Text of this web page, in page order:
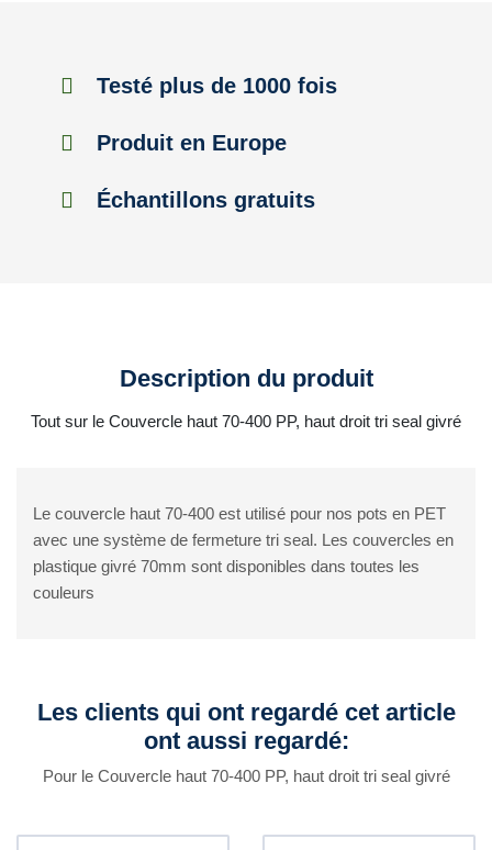
Testé plus de 1000 fois
Produit en Europe
Échantillons gratuits
Description du produit
Tout sur le Couvercle haut 70-400 PP, haut droit tri seal givré
Le couvercle haut 70-400 est utilisé pour nos pots en PET
avec une système de fermeture tri seal. Les couvercles en
plastique givré 70mm sont disponibles dans toutes les
couleurs
Les clients qui ont regardé cet article
ont aussi regardé:
Pour le Couvercle haut 70-400 PP, haut droit tri seal givré